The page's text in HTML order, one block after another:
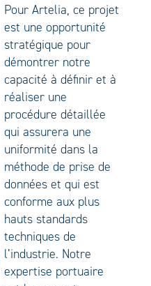
Pour Artelia, ce projet
est une opportunité
stratégique pour
démontrer notre
capacité à définir et à
réaliser une
procédure détaillée
qui assurera une
uniformité dans la
méthode de prise de
données et qui est
conforme aux plus
hauts standards
techniques de
l’industrie. Notre
expertise portuaire